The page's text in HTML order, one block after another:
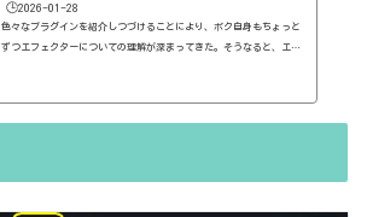
🕒️2026-01-28
色々なプラグインを紹介しつづけることにより、ボク自身もちょっと
ずつエフェクターについての理解が深まってきた。そうなると、エフ